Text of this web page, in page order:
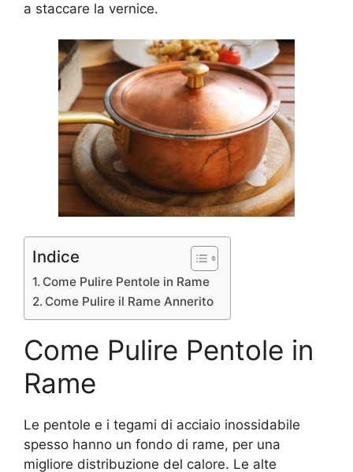
a staccare la vernice.
Indice
Come Pulire Pentole in Rame
Come Pulire il Rame Annerito
Come Pulire Pentole in
Rame
Le pentole e i tegami di acciaio inossidabile
spes­so hanno un fondo di rame, per una
migliore distri­buzione del calore. Le alte